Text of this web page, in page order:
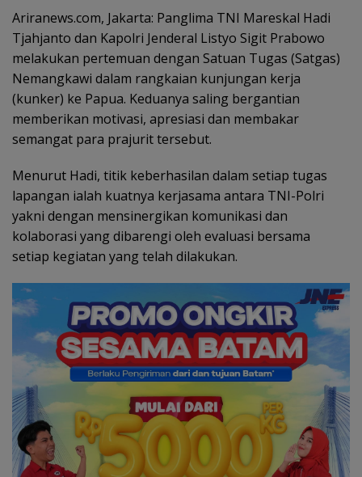
Ariranews.com, Jakarta: Panglima TNI Mareskal Hadi
Tjahjanto dan Kapolri Jenderal Listyo Sigit Prabowo
melakukan pertemuan dengan Satuan Tugas (Satgas)
Nemangkawi dalam rangkaian kunjungan kerja
(kunker) ke Papua. Keduanya saling bergantian
memberikan motivasi, apresiasi dan membakar
semangat para prajurit tersebut.
Menurut Hadi, titik keberhasilan dalam setiap tugas
lapangan ialah kuatnya kerjasama antara TNI-Polri
yakni dengan mensinergikan komunikasi dan
kolaborasi yang dibarengi oleh evaluasi bersama
setiap kegiatan yang telah dilakukan.